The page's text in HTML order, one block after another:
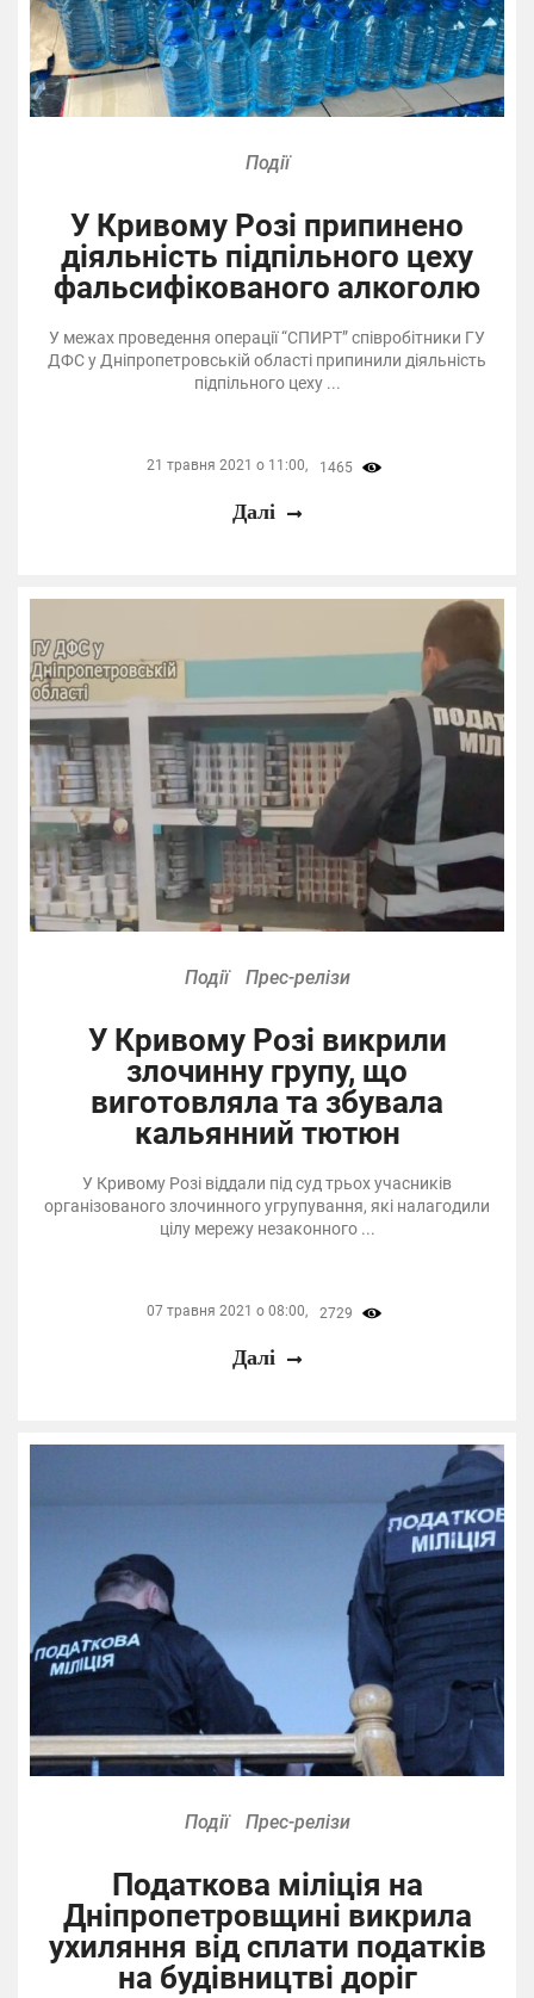
Події
У Кривому Розі припинено
діяльність підпільного цеху
фальсифікованого алкоголю
У межах проведення операції “СПИРТ” співробітники ГУ
ДФС у Дніпропетровській області припинили діяльність
підпільного цеху ...
21 травня 2021 о 11:00, 1465
Далі
Події Прес-релізи
У Кривому Розі викрили
злочинну групу, що
виготовляла та збувала
кальянний тютюн
У Кривому Розі віддали під суд трьох учасників
організованого злочинного угрупування, які налагодили
цілу мережу незаконного ...
07 травня 2021 о 08:00, 2729
Далі
Події Прес-релізи
Податкова міліція на
Дніпропетровщині викрила
ухиляння від сплати податків
на будівництві доріг